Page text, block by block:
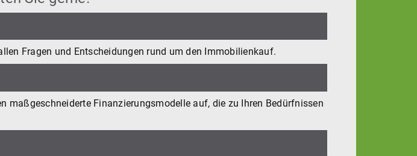
Fragen und Entscheidungen rund um den Immobilienkauf.
maßgeschneiderte Finanzierungsmodelle auf, die zu Ihren Bedürfnissen